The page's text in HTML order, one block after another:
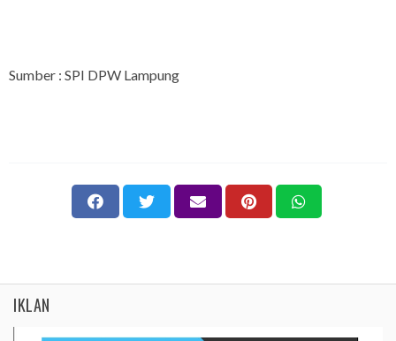
Sumber : SPI DPW Lampung
IKLAN